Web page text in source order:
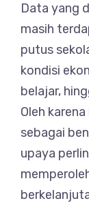
Data yang
masih
putus
kondisi
belajar,
Oleh
sebagai
upaya